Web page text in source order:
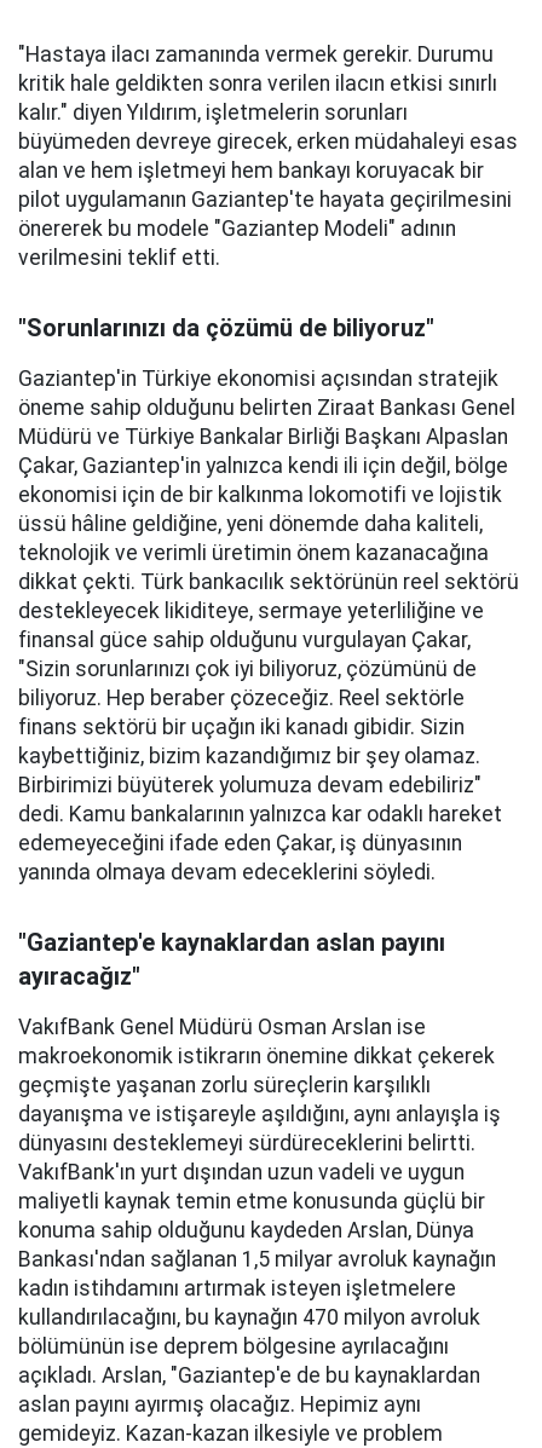
"Hastaya ilacı zamanında vermek gerekir. Durumu
kritik hale geldikten sonra verilen ilacın etkisi sınırlı
kalır." diyen Yıldırım, işletmelerin sorunları
büyümeden devreye girecek, erken müdahaleyi esas
alan ve hem işletmeyi hem bankayı koruyacak bir
pilot uygulamanın Gaziantep'te hayata geçirilmesini
önererek bu modele "Gaziantep Modeli" adının
verilmesini teklif etti.
"Sorunlarınızı da çözümü de biliyoruz"
Gaziantep'in Türkiye ekonomisi açısından stratejik
öneme sahip olduğunu belirten Ziraat Bankası Genel
Müdürü ve Türkiye Bankalar Birliği Başkanı Alpaslan
Çakar, Gaziantep'in yalnızca kendi ili için değil, bölge
ekonomisi için de bir kalkınma lokomotifi ve lojistik
üssü hâline geldiğine, yeni dönemde daha kaliteli,
teknolojik ve verimli üretimin önem kazanacağına
dikkat çekti. Türk bankacılık sektörünün reel sektörü
destekleyecek likiditeye, sermaye yeterliliğine ve
finansal güce sahip olduğunu vurgulayan Çakar,
"Sizin sorunlarınızı çok iyi biliyoruz, çözümünü de
biliyoruz. Hep beraber çözeceğiz. Reel sektörle
finans sektörü bir uçağın iki kanadı gibidir. Sizin
kaybettiğiniz, bizim kazandığımız bir şey olamaz.
Birbirimizi büyüterek yolumuza devam edebiliriz"
dedi. Kamu bankalarının yalnızca kar odaklı hareket
edemeyeceğini ifade eden Çakar, iş dünyasının
yanında olmaya devam edeceklerini söyledi.
"Gaziantep'e kaynaklardan aslan payını
ayıracağız"
VakıfBank Genel Müdürü Osman Arslan ise
makroekonomik istikrarın önemine dikkat çekerek
geçmişte yaşanan zorlu süreçlerin karşılıklı
dayanışma ve istişareyle aşıldığını, aynı anlayışla iş
dünyasını desteklemeyi sürdüreceklerini belirtti.
VakıfBank'ın yurt dışından uzun vadeli ve uygun
maliyetli kaynak temin etme konusunda güçlü bir
konuma sahip olduğunu kaydeden Arslan, Dünya
Bankası'ndan sağlanan 1,5 milyar avroluk kaynağın
kadın istihdamını artırmak isteyen işletmelere
kullandırılacağını, bu kaynağın 470 milyon avroluk
bölümünün ise deprem bölgesine ayrılacağını
açıkladı. Arslan, "Gaziantep'e de bu kaynaklardan
aslan payını ayırmış olacağız. Hepimiz aynı
gemideyiz. Kazan-kazan ilkesiyle ve problem